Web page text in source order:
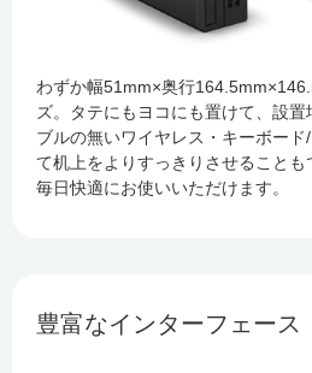
わずか幅51mm×奥行
ズ。タテにもヨコにも置けて、設
ブルの無いワイヤレス・キーボー
て机上をよりすっきりさせること
毎日快適にお使いいただけます。
豊富なインターフェース